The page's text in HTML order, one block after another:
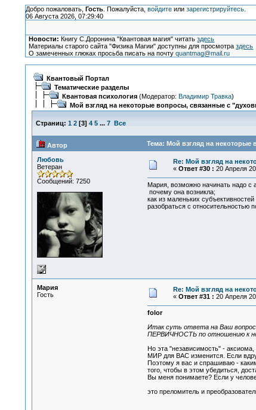
Добро пожаловать, Гость. Пожалуйста, войдитеили зарегистрируйтесь.
06 Августа 2026, 07:29:40
Новости: Книгу С.Доронина "Квантовая магия" читатьздесь
Материалы старого сайта "Физика Магии" доступны для просмотраздесь
О замеченных глюках просьба писать на почтуquantmag@mail.ru
Квантовый Портал
Тематические разделы
Квантовая психология(Модератор: Владимир Травка)
Мой взгляд на некоторые вопросы, связанные с
Страниц: 1 2[3] 4 5 ... 7 Все
Автор Тема: Мой взгляд на некоторые
Любовь
Ветеран
Сообщений: 7250
Re: Мой взгляд на
« Ответ #30 : 20 Апреля
Мария, возможно начинать надо с
почему она возникла;
как из маленьких
разобраться с относительностью
Мария
Гость
Re: Мой взгляд на
« Ответ #31 : 20 Апреля
folor
Итак суть ответа на Ваш вопрос
ПЕРВИЧНОСТЬ по отношению к
Но эта "независимость" -
МИР для ВАС изменится. Если
Поэтому я вас и спрашиваю -
того, чтобы в этом убедиться,
Вы меня понимаете? Если у
это преломитель и